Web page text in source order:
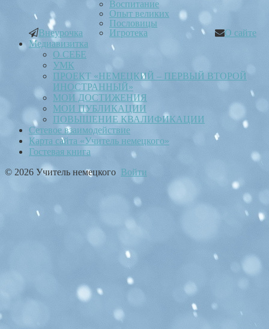
Внеурочка
Воспитание
Опыт великих
Пословицы
Игротека
О сайте
Медиавизитка
О СЕБЕ
УМК
ПРОЕКТ «НЕМЕЦКИЙ – ПЕРВЫЙ ВТОРОЙ
ИНОСТРАННЫЙ»
МОИ ДОСТИЖЕНИЯ
МОИ ПУБЛИКАЦИИ
ПОВЫШЕНИЕ КВАЛИФИКАЦИИ
Сетевое взаимодействие
Карта сайта «Учитель немецкого»
Гостевая книга
© 2026 Учитель немецкого Войти